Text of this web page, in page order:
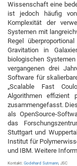
Wissenschaft eine
ist jedoch häufig
Komplexität der
Systemen mit
Regel
Gravitation in
biologischen
vergangenen drei
Software für
„Scalable Fast
Algorithmen effizient
zusammengefasst.
als OpenSource-
das
Stuttgart und
Institut für
und IBM. Weitere
Kontakt: Godehard Sutmann, JSC